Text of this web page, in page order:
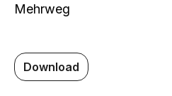
Mehrweg
Download